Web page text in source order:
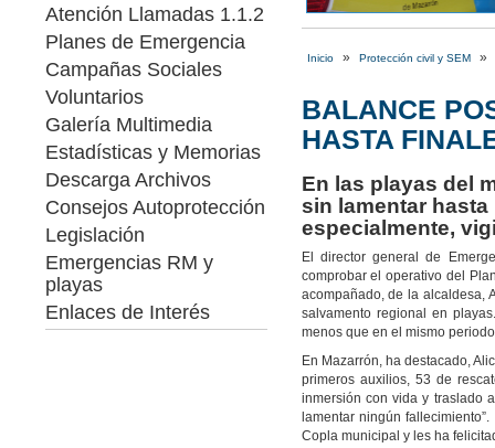
Atención Llamadas 1.1.2
Planes de Emergencia
Campañas Sociales
Voluntarios
Galería Multimedia
Estadísticas y Memorias
Descarga Archivos
Consejos Autoprotección
Legislación
Emergencias RM y
playas
Enlaces de Interés
Inicio » Protección civil y SEM »
BALANCE
HASTA
En las playas del
sin lamentar
especialmente,
El director general de
comprobar el operativo del
acompañado, de la alcaldesa,
salvamento regional en
menos que en el mismo
En Mazarrón, ha destacado,
primeros auxilios, 53 de
inmersión con vida y traslado
lamentar ningún
Copla municipal y les ha